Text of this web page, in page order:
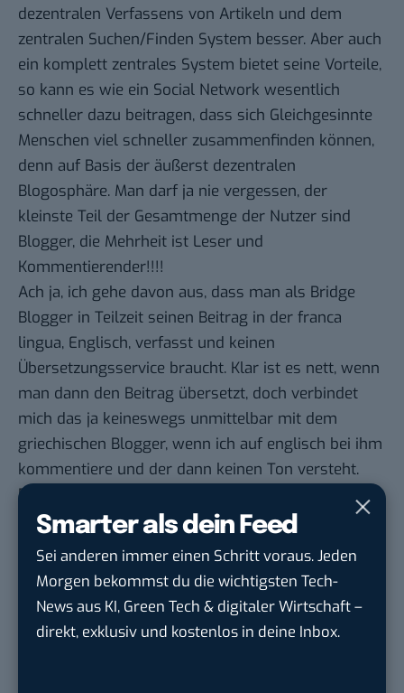
Smarter als dein Feed
Sei anderen immer einen Schritt voraus. Jeden
Morgen bekommst du die wichtigsten Tech-
News aus KI, Green Tech & digitaler Wirtschaft –
direkt, exklusiv und kostenlos in deine Inbox.
dezentralen Verfassens von Artikeln und dem
zentralen Suchen/Finden System besser. Aber auch
ein komplett zentrales System bietet seine Vorteile,
so kann es wie ein Social Network wesentlich
schneller dazu beitragen, dass sich Gleichgesinnte
Menschen viel schneller zusammenfinden können,
denn auf Basis der äußerst dezentralen
Blogosphäre. Man darf ja nie vergessen, der
kleinste Teil der Gesamtmenge der Nutzer sind
Blogger, die Mehrheit ist Leser und
Kommentierender!!!!
Ach ja, ich gehe davon aus, dass man als Bridge
Blogger in Teilzeit seinen Beitrag in der franca
lingua, Englisch, verfasst und keinen
Übersetzungsservice braucht. Klar ist es nett, wenn
man dann den Beitrag übersetzt, doch verbindet
mich das ja keineswegs unmittelbar mit dem
griechischen Blogger, wenn ich auf englisch bei ihm
kommentiere und der dann keinen Ton versteht.
Das macht imho wenig Sinn, wenn der Blogger null
englisch kann. Es sei denn, man möchte halt
unbedingt im geschliffenen Englisch die
feinzieselierten Gedanken exakt übertragen wissen,
das Kommentieren = Dialog [!!] läuft dann eben im
geradebrechten Englisch ab. Ok.